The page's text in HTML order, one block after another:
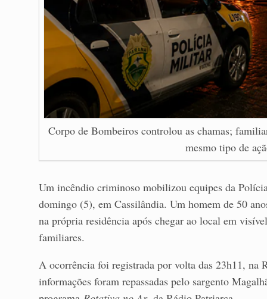
Corpo de Bombeiros controlou as chamas;
mesmo tipo de
Um incêndio criminoso mobilizou equipes da
domingo (5), em Cassilândia. Um homem de 50
na própria residência após chegar ao local em
familiares.
A ocorrência foi registrada por volta das 23h11, na
informações foram repassadas pelo sargento